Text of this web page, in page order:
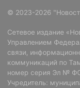
© 2023-2026
Сетевое издание
Управлением
связи,
коммуникаций по
номер серия Эл №
Учредитель: